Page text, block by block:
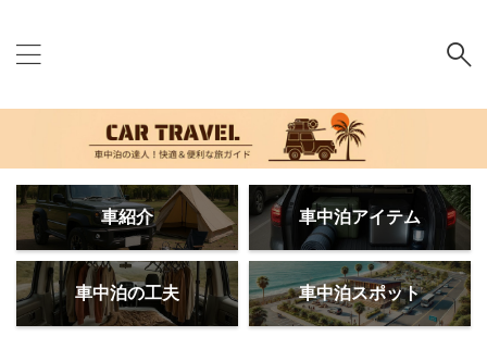
車紹介 車中泊アイテム
車中泊の工夫 車中泊スポット